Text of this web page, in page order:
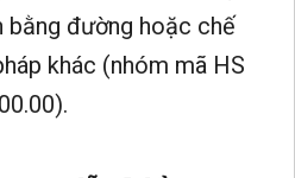
bằng đường hoặc chế
khác (nhóm mã HS